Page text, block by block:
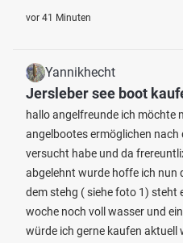
vor 41 Minuten
Yannikhecht
Jersleber see boot
hallo angelfreunde ich möchte
angelbootes ermöglichen nach
versucht habe und da
abgelehnt wurde hoffe ich nun
dem stehg ( siehe foto 1) steht
woche noch voll wasser und
würde ich gerne kaufen